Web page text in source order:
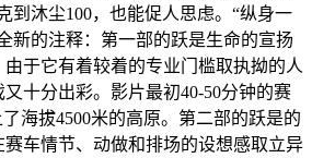
到沐尘100，也能促人思虑。“纵身一
新的注释：第一部的跃是生命的宣扬
于它有着较着的专业门槛取执拗的人
十分出彩。影片最初40-50分钟的赛
海拔4500米的高原。第二部的跃是的
车情节、动做和排场的设想感取立异